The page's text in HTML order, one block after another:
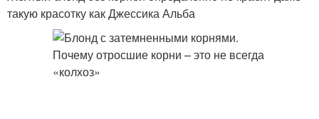
такую красотку как Джессика Альба